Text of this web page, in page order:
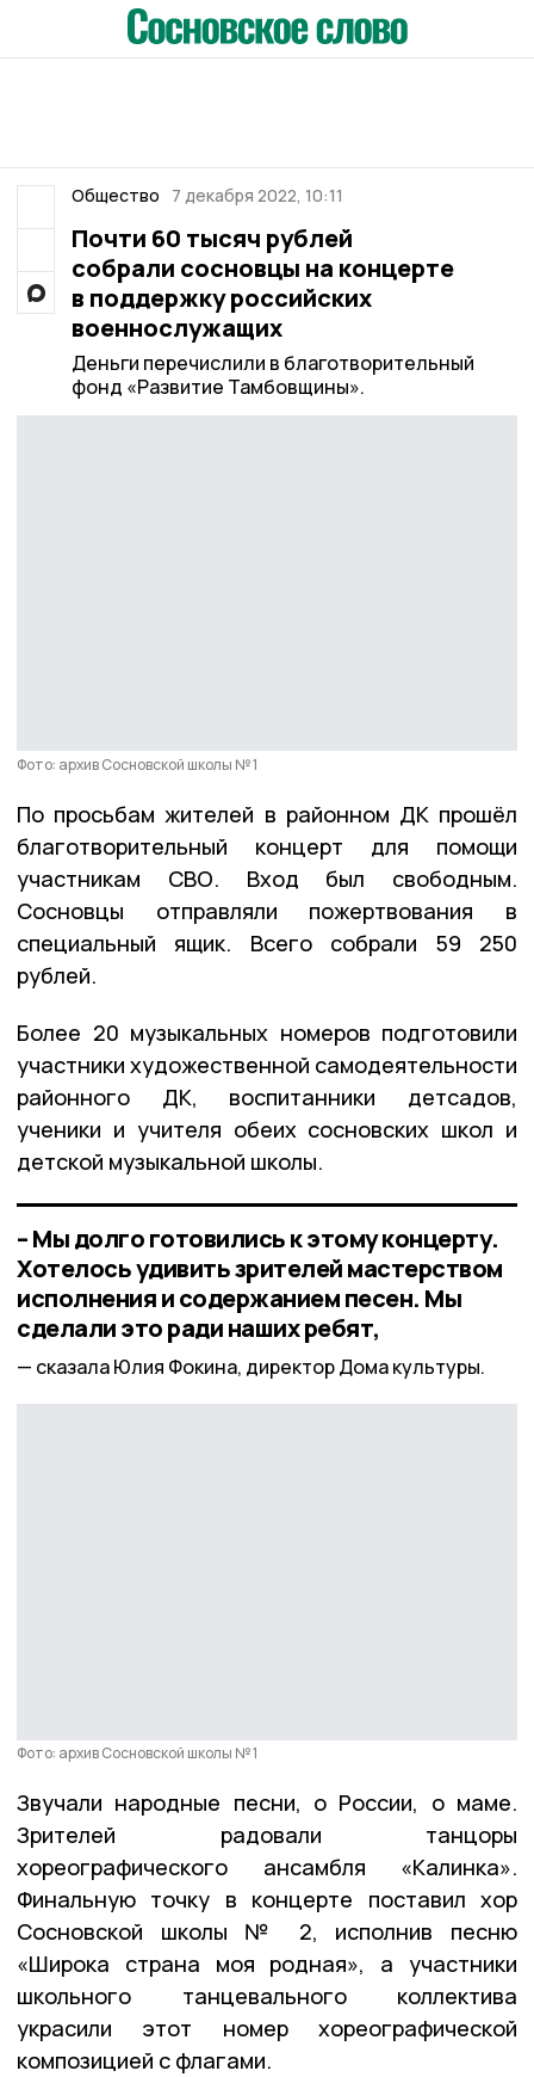
Общество 7 декабря 2022, 10:11
Почти 60 тысяч рублей
собрали сосновцы на концерте
в поддержку российских
военнослужащих
Деньги перечислили в благотворительный
фонд «Развитие Тамбовщины».
Фото: архив Сосновской школы № 1
По просьбам жителей в районном ДК прошёл
благотворительный концерт для помощи
участникам СВО. Вход был свободным.
Сосновцы отправляли пожертвования в
специальный ящик. Всего собрали 59 250
рублей.
Более 20 музыкальных номеров подготовили
участники художественной самодеятельности
районного ДК, воспитанники детсадов,
ученики и учителя обеих сосновских школ и
детской музыкальной школы.
– Мы долго готовились к этому концерту.
Хотелось удивить зрителей мастерством
исполнения и содержанием песен. Мы
сделали это ради наших ребят,
сказала Юлия Фокина, директор Дома культуры.
Фото: архив Сосновской школы № 1
Звучали народные песни, о России, о маме.
Зрителей радовали танцоры
хореографического ансамбля «Калинка».
Финальную точку в концерте поставил хор
Сосновской школы № 2, исполнив песню
«Широка страна моя родная», а участники
школьного танцевального коллектива
украсили этот номер хореографической
композицией с флагами.